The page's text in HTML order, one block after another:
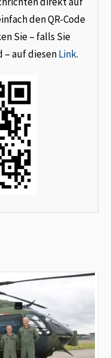
den QR-Code
Sie – falls Sie
– auf diesenLink.